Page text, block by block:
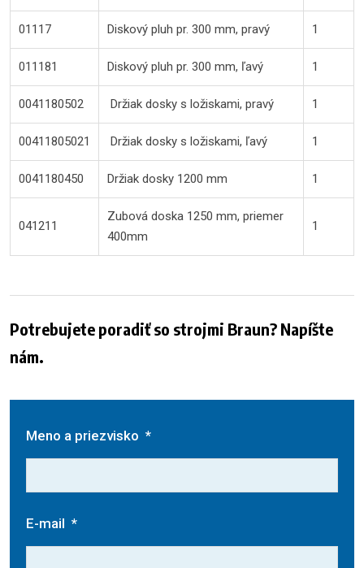
01117 Diskový pluh pr. 300 mm, pravý 1
011181 Diskový pluh pr. 300 mm, ľavý 1
0041180502 Držiak dosky s ložiskami, pravý 1
00411805021 Držiak dosky s ložiskami, ľavý 1
0041180450 Držiak dosky 1200 mm 1
041211
Zubová doska 1250 mm, priemer
400mm
1
Potrebujete poradiť so strojmi Braun? Napíšte
nám.
Meno a priezvisko *
E-mail *